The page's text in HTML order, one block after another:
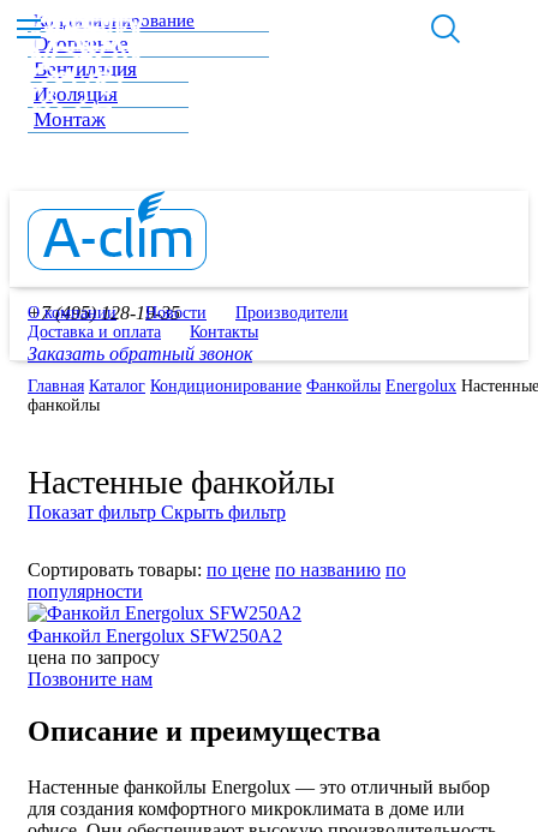
Кондиционирование
Отопление
Вентиляция
Изоляция
Монтаж
+7 (495) 128-19-35
Заказать обратный звонок
О компании Новости
Производители
Доставка и оплата
Контакты
Главная Каталог Кондиционирование Фанкойлы Energolux Настенные
фанкойлы
Настенные фанкойлы
Показат фильтр Скрыть фильтр
Сортировать товары: по цене по названию по
популярности
Фанкойл Energolux SFW250A2
цена по запросу
Позвоните нам
Описание и преимущества
Настенные фанкойлы Energolux — это отличный выбор
для создания комфортного микроклимата в доме или